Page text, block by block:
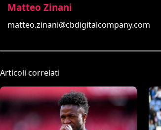
Matteo Zinani
matteo.zinani@cbdigitalcompany.com
Articoli correlati